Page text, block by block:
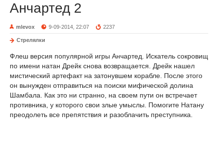
Анчартед 2
mlevox 9-09-2014, 22:07 2237
Стрелялки
Флеш версия популярной игры Анчартед. Искатель сокровищ
по имени натан Дрейк снова возвращается. Дрейк нашел
мистический артефакт на затонувшем корабле. После этого
он вынужден отправиться на поиски мифической долина
Шамбала. Как это ни странно, на своем пути он встречает
противника, у которого свои злые умыслы. Помогите Натану
преодолеть все препятствия и разоблачить преступника.